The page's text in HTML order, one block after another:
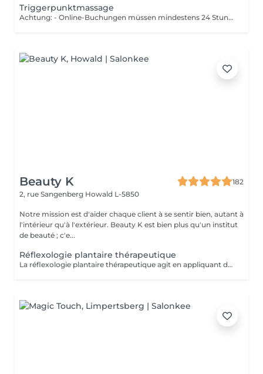
Triggerpunktmassage
Achtung: - Online-Buchungen müssen mindestens 24 Stunden im Voraus getätigt werden. - Sollten Sie gerne weniger als 24 Stunden im Voraus eine Massage buchen, dann wählen Sie bitte die Nummer +49 173 390 20 62. - Sollten Sie die Massage absagen müssen, bitten wir Sie dies mindestens 24 Stunden im Voraus zu tun, da wir ansonsten 70 % des Preises der Massage berechnen müssen. - Mitarbeiter und Zeiten können nach Absprache mit Ihnen geändert werden. In der Triggerpunktmassage werden druckempfindliche Verhärtungen der Muskulatur gelöst. Diese Triggerpunkte können Schmerzen in verschiedenen Regionen des Körpers herbeiführen. Die Triggerpunktanwendung eignet sich bei Schmerzen im Bewegungsapparat, Fehlhaltungen oder Kopfschmerzen.
Beauty K
182
2, rue Sangenberg Howald L-5850
Notre mission est d'aider chaque client à se sentir bien, autant à
l'intérieur qu'à l'extérieur. Beauty K est bien plus qu'un institut
de beauté ; c'e...
Réflexologie plantaire thérapeutique
La réflexologie plantaire thérapeutique agit en appliquant des pressions précises sur les pieds selon un protocole structuré, visant à rééquilibrer les systèmes endocrinien, nerveux, lymphatique, digestif et respiratoire. Ce soin aide à libérer les tensions et à réduire le stress, souvent à l'origine de divers déséquilibres physiques et psychiques. En stimulant la circulation sanguine et lymphatique, il favorise une meilleure oxygénation et l'élimination des toxines. Certaines zones réflexes peuvent être sensibles : cela indique un besoin de rééquilibrage. Ce soin global favorise l'harmonie entre corps et esprit, aidant à restaurer la vitalité et le bien-être général.